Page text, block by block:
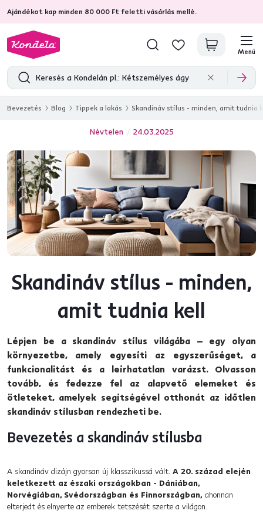
Ajándékot kap minden 80 000 Ft feletti vásárlás mellé.
4,7 31 211 ellenőrzött termékértékelések
Menü
Bevezetés Blog Tippek a lakás Skandináv stílus - minden, amit tudnia
Névtelen 24.03.2025
Skandináv stílus - minden,
amit tudnia kell
Lépjen be a skandináv stílus világába – egy olyan
környezetbe, amely egyesíti az egyszerűséget, a
funkcionalitást és a leírhatatlan varázst. Olvasson
tovább, és fedezze fel az alapvető elemeket és
ötleteket, amelyek segítségével otthonát az időtlen
skandináv stílusban rendezheti be.
Bevezetés a skandináv stílusba
A skandináv dizájn gyorsan új klasszikussá vált. A 20. század elején
keletkezett az északi országokban - Dániában,
Norvégiában, Svédországban és Finnországban, ahonnan
elterjedt és elnyerte az emberek tetszését szerte a világon.